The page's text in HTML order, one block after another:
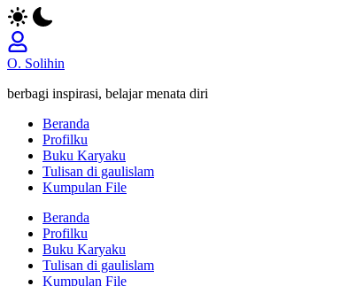
O. Solihin
berbagi inspirasi, belajar menata diri
Beranda
Profilku
Buku Karyaku
Tulisan di gaulislam
Kumpulan File
Beranda
Profilku
Buku Karyaku
Tulisan di gaulislam
Kumpulan File